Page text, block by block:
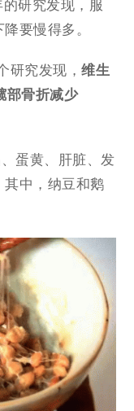
研究发现，服
要慢得多。
研究发现，维生
部骨折减少
蛋黄、肝脏、发
中，纳豆和鹅